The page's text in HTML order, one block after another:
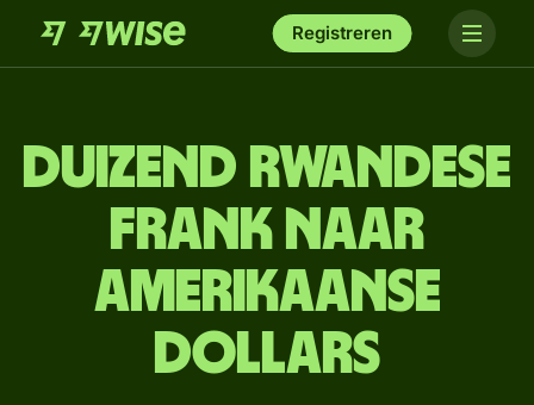
Registreren
duizend Rwandese
frank naar
Amerikaanse
dollars